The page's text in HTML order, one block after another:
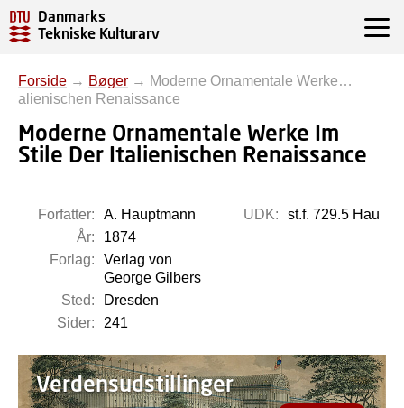
Danmarks
Tekniske Kulturarv
Forside → Bøger → Moderne Ornamentale Werke…
alienischen Renaissance
Moderne Ornamentale Werke Im
Stile Der Italienischen Renaissance
Forfatter:
A. Hauptmann
År:
1874
Forlag:
Verlag von
George Gilbers
Sted:
Dresden
Sider:
241
UDK: st.f. 729.5 Hau
Verdensudstillinger